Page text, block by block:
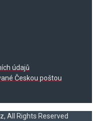
údajů
Českou poštou
All Rights Reserved